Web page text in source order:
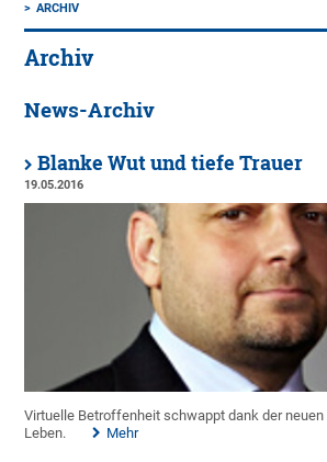
ARCHIV
Archiv
News-Archiv
Blanke Wut und tiefe Trauer
19.05.2016
Virtuelle Betroffenheit schwappt dank der
Leben.
Mehr